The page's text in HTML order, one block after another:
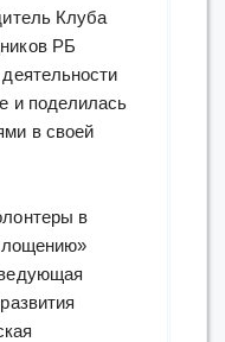
Клуба
РБ
и поделилась
в своей
в